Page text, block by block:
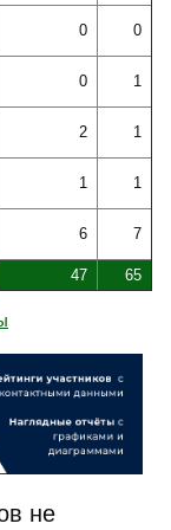
0 0
0 1
2 1
1 1
6 7
47 65
не